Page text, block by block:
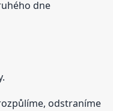
dne
odstraníme